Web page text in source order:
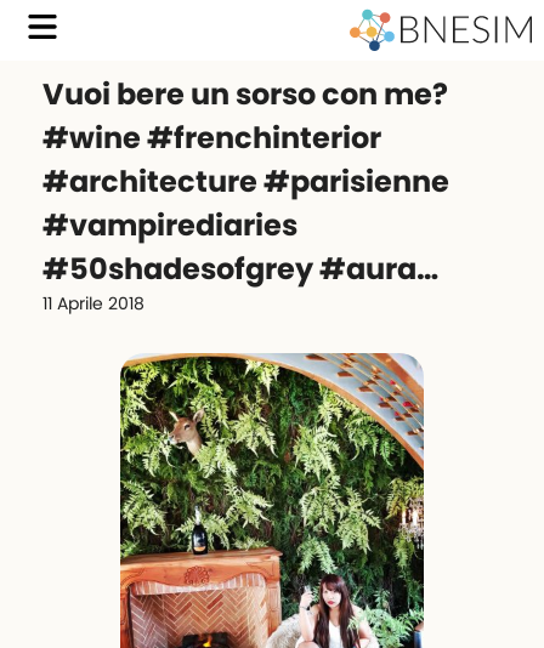
Vuoi bere un sorso con me?
#wine #frenchinterior
#architecture #parisienne
#vampirediaries
#50shadesofgrey #aura…
11 Aprile 2018